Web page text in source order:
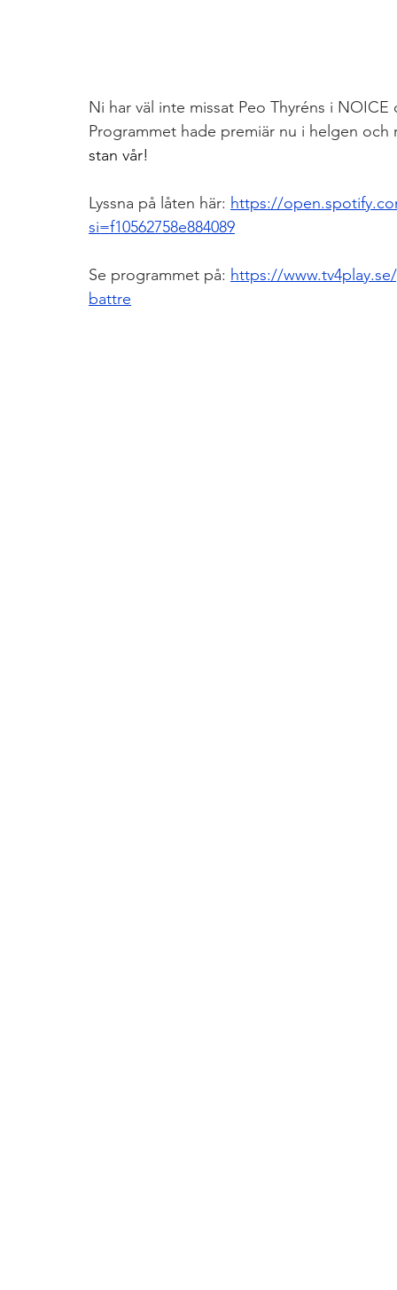
Ni har väl inte missat Peo Thyréns i
Programmet hade premiär nu i helgen
stan vår!
Lyssna på låten här: https://
si=f10562758e884089
Se programmet på: https://
battre